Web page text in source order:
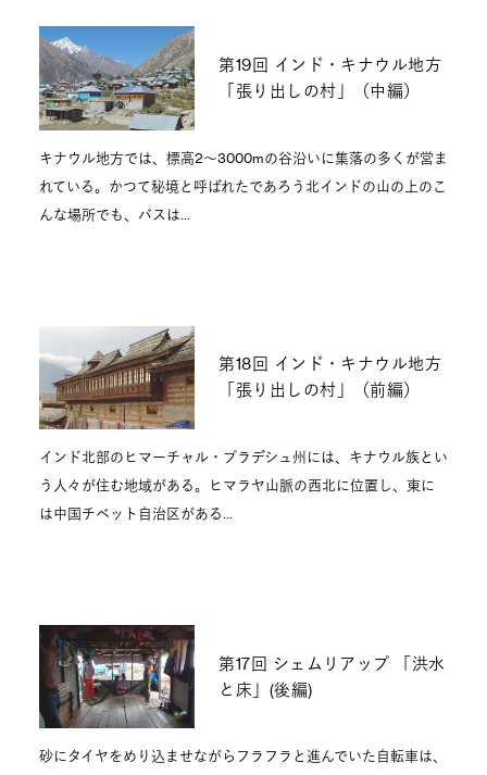
第19回 インド・キナウル地方
「張り出しの村」（中編）
キナウル地方では、標高2～3000mの谷沿いに集落の多くが営ま
れている。かつて秘境と呼ばれたであろう北インドの山の上のこ
んな場所でも、バスは…
第18回 インド・キナウル地方
「張り出しの村」（前編）
インド北部のヒマーチャル・プラデシュ州には、キナウル族とい
う人々が住む地域がある。ヒマラヤ山脈の西北に位置し、東に
は中国チベット自治区がある…
第17回 シェムリアップ 「洪水
と床」(後編)
砂にタイヤをめり込ませながらフラフラと進んでいた自転車は、